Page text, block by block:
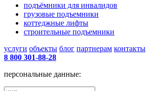
подъёмники для инвалидов
грузовые подъемники
коттеджные лифты
строительные подъемники
услуги объекты блог партнерам контакты
8 800 301-88-28
персональные данные: